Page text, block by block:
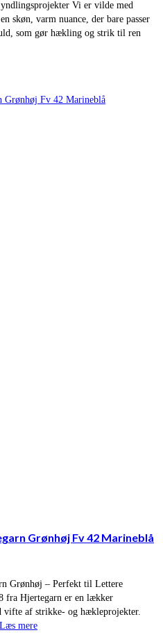
Vi er vilde med
skøn, varm nuance, der bare passer
som gør hækling og strik til ren
Grønhøj Fv 42 Marineblå
Grønhøj – Perfekt til Lettere
fra Hjertegarn er en lækker
vifte af strikke- og hækleprojekter.
Læs mere